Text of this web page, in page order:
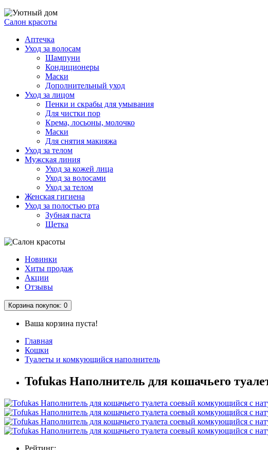
Салон красоты
Аптечка
Уход за волосам
Шампуни
Кондиционеры
Маски
Дополнительный уход
Уход за лицом
Пенки и скрабы для умывания
Для чистки пор
Крема, лосьоны, молочко
Маски
Для снятия макияжа
Уход за телом
Мужская линия
Уход за кожей лица
Уход за волосами
Уход за телом
Женская гигиена
Уход за полостью рта
Зубная паста
Щетка
Новинки
Хиты продаж
Акции
Отзывы
Корзинапокупок: 0
Ваша корзина пуста!
Главная
Кошки
Туалеты и комкующийся наполнитель
Tofukas Наполнитель для кошачьего
Рейтинг: